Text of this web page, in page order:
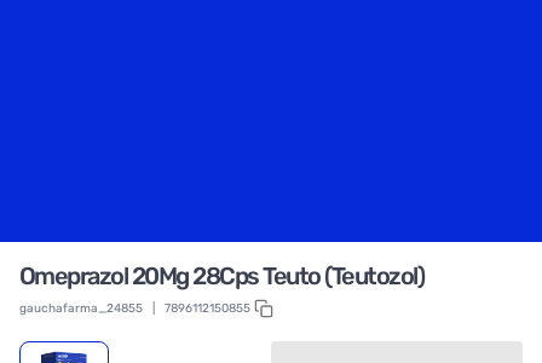
Omeprazol 20Mg 28Cps Teuto (Teutozol)
gauchafarma_24855 7896112150855